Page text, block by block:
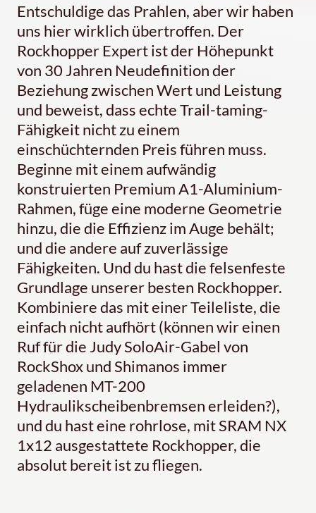
Entschuldige das Prahlen, aber wir haben
uns hier wirklich übertroffen. Der
Rockhopper Expert ist der Höhepunkt
von 30 Jahren Neudefinition der
Beziehung zwischen Wert und Leistung
und beweist, dass echte Trail-taming-
Fähigkeit nicht zu einem
einschüchternden Preis führen muss.
Beginne mit einem aufwändig
konstruierten Premium A1-Aluminium-
Rahmen, füge eine moderne Geometrie
hinzu, die die Effizienz im Auge behält;
und die andere auf zuverlässige
Fähigkeiten. Und du hast die felsenfeste
Grundlage unserer besten Rockhopper.
Kombiniere das mit einer Teileliste, die
einfach nicht aufhört (können wir einen
Ruf für die Judy SoloAir-Gabel von
RockShox und Shimanos immer
geladenen MT-200
Hydraulikscheibenbremsen erleiden?),
und du hast eine rohrlose, mit SRAM NX
1x12 ausgestattete Rockhopper, die
absolut bereit ist zu fliegen.